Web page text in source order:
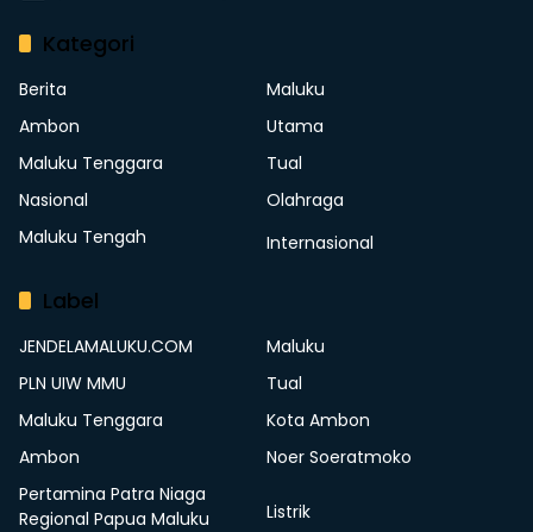
Kategori
Berita
Maluku
Ambon
Utama
Maluku Tenggara
Tual
Nasional
Olahraga
Maluku Tengah
Internasional
Label
JENDELAMALUKU.COM
Maluku
PLN UIW MMU
Tual
Maluku Tenggara
Kota Ambon
Ambon
Noer Soeratmoko
Pertamina Patra Niaga
Regional Papua Maluku
Listrik